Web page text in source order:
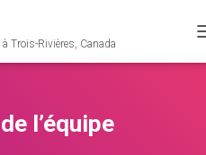
Trois-Rivières, Canada
l’équipe